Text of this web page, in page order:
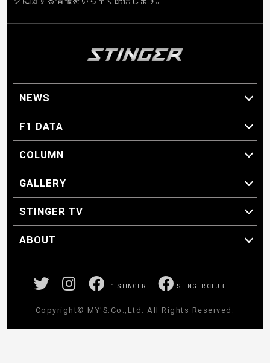
NEWS
F1 ニュース
F1 DATA
F1 日程
F1 データ
COLUMN
マイ・ワンダフル・サーキット
スクーデリア・一方通行
F1に燃え、ゴルフに泣く日々。
スティングくんの部屋
GALLERY
GALLERY
STINGER TV
STINGER TV
ABOUT
F1 STINGER STINGER CLUB
Copyright© MY'S.Co.,Ltd. All Rights Reserved.